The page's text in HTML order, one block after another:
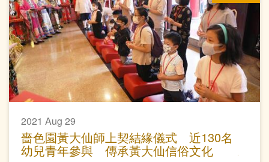
2021 Aug 29
嗇色園黃大仙師上契結緣儀式 近130名
幼兒青年參與 傳承黃大仙信俗文化